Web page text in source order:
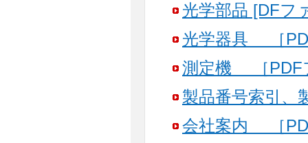
光学部品 [DFフ
光学器具 ［
測定機 ［PDF
製品番号索引
会社案内 ［